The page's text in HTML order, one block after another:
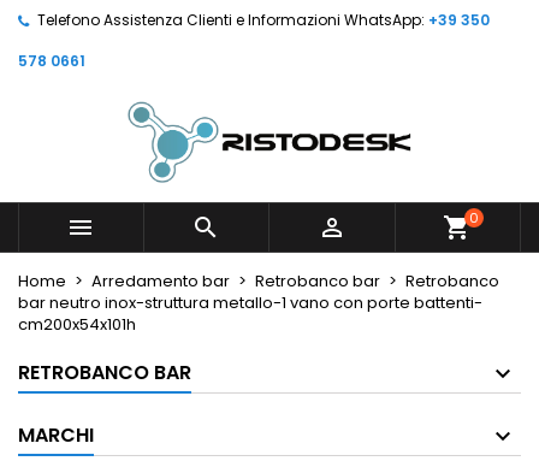
Telefono Assistenza Clienti e Informazioni WhatsApp: +39 350
578 0661
   shopping_cart0
Home Arredamento bar Retrobanco bar
Retrobanco
bar neutro inox-struttura metallo-1 vano con porte battenti-
cm200x54x101h
RETROBANCO BAR
MARCHI